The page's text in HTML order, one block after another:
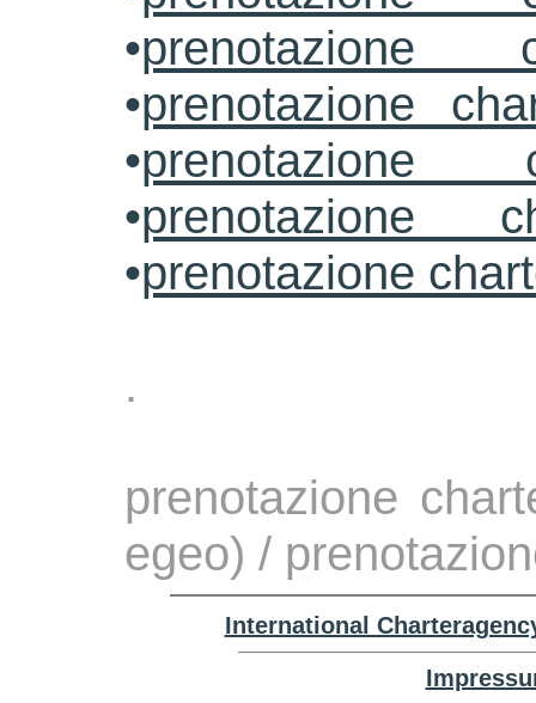
•prenotazione
•prenotazione
•prenotazione
•prenotazione
•prenotazione
.
prenotazione
egeo) /
International